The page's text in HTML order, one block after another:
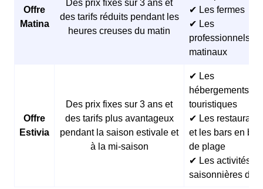
Offre
Matina
Des prix fixes sur 3 ans et
des tarifs réduits pendant les
heures creuses du matin
✔ Les fermes
✔ Les
professionnels
matinaux
Offre
Estivia
Des prix fixes sur 3 ans et
des tarifs plus avantageux
pendant la saison estivale et
à la mi-saison
✔ Les
hébergements
touristiques
✔ Les restaurants
et les bars en
de plage
✔ Les activités
saisonnières